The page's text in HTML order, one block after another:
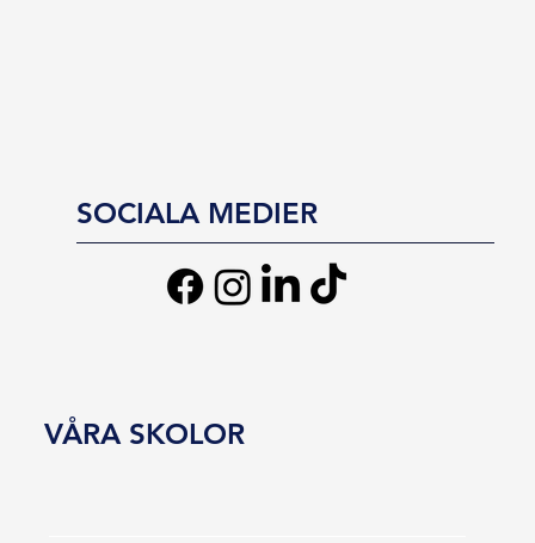
SOCIALA MEDIER
VÅRA SKOLOR